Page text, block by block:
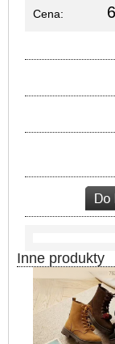
Cena:
Inne produkty